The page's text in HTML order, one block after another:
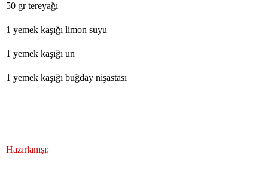
50 gr tereyağı
1 yemek kaşığı limon suyu
1 yemek kaşığı un
1 yemek kaşığı buğday nişastası
Hazırlanışı: